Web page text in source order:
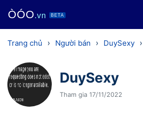
ÒÓO.vn BETA
Trang chủ › Người bán › DuySexy ›
DuySexy
Tham gia 17/11/2022